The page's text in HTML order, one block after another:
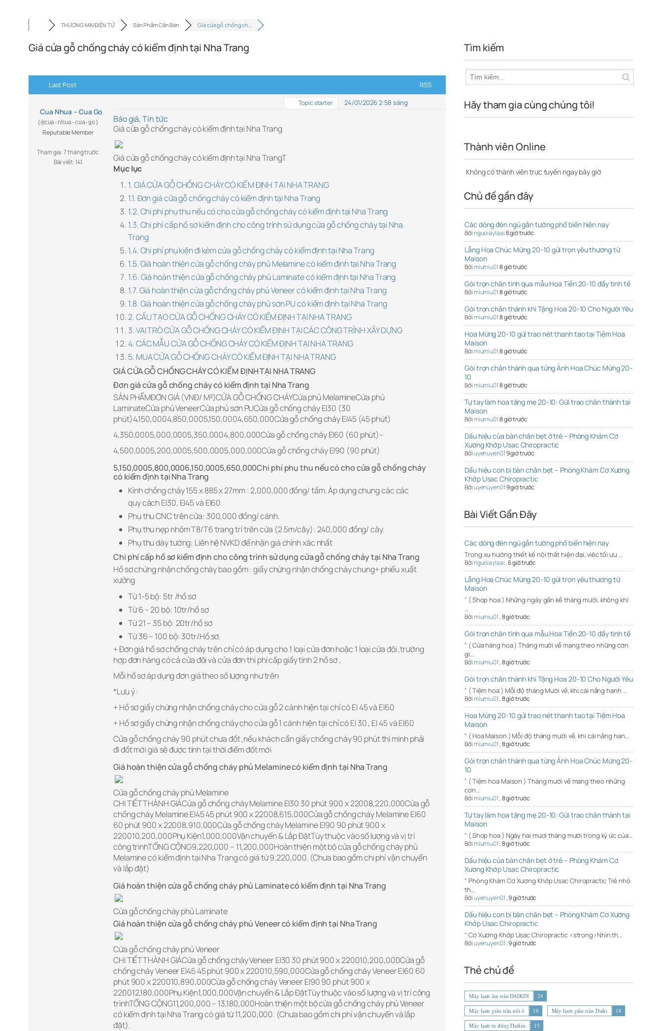
THƯƠNG MẠI ĐIỆN TỬ Sản Phẩm Cần Bán Giá cửa gỗ chống ch…
Giá cửa gỗ chống cháy có kiểm định tại Nha Trang
Last Post RSS
Cua Nhua – Cua Go
(@cua-nhua-cua-go)
Reputable Member
Tham gia: 7 tháng trước
Bài viết: 141
Topic starter 24/01/2026 2:58 sáng
Báo giá,Tin tức
Giá cửa gỗ chống cháy có kiểm định tại Nha Trang
Giá cửa gỗ chống cháy có kiểm định tại Nha TrangT
Mục lục
1. GIÁ CỬA GỖ CHỐNG CHÁY CÓ KIỂM ĐỊNH TẠI NHA TRANG
1.1. Đơn giá cửa gỗ chống cháy có kiểm định tại Nha Trang
1.2. Chi phí phụ thu nếu có cho cửa gỗ chống cháy có kiểm định tại Nha Trang
1.3. Chi phí cấp hồ sơ kiểm định cho công trình sử dụng cửa gỗ chống cháy tại Nha
Trang
1.4. Chi phí phụ kiện đi kèm cửa gỗ chống cháy có kiểm định tại Nha Trang
1.5. Giá hoàn thiện cửa gỗ chống cháy phủ Melamine có kiểm định tại Nha Trang
1.6. Giá hoàn thiện cửa gỗ chống cháy phủ Laminate có kiểm định tại Nha Trang
1.7. Giá hoàn thiện cửa gỗ chống cháy phủ Veneer có kiểm định tại Nha Trang
1.8. Giá hoàn thiện cửa gỗ chống cháy phủ sơn PU có kiểm định tại Nha Trang
2. CẤU TẠO CỬA GỖ CHỐNG CHÁY CÓ KIỂM ĐỊNH TẠI NHA TRANG
3. VAI TRÒ CỬA GỖ CHỐNG CHÁY CÓ KIỂM ĐỊNH TẠI CÁC CÔNG TRÌNH XÂY DỰNG
4. CÁC MẪU CỬA GỖ CHỐNG CHÁY CÓ KIỂM ĐỊNH TẠI NHA TRANG
5. MUA CỬA GỖ CHỐNG CHÁY CÓ KIỂM ĐỊNH TẠI NHA TRANG
GIÁ CỬA GỖ CHỐNG CHÁY CÓ KIỂM ĐỊNH TẠI NHA TRANG
Đơn giá cửa gỗ chống cháy có kiểm định tại Nha Trang
SẢN PHẨMĐƠN GIÁ (VNĐ/ M²)CỬA GỖ CHỐNG CHÁYCửa phủ MelamineCửa phủ
LaminateCửa phủ VeneerCửa phủ sơn PUCửa gỗ chống cháy EI30 (30
phút)4,150,0004,850,0005,150,0004,650,000Cửa gỗ chống cháy EI45 (45 phút)
4,350,0005,000,0005,350,0004,800,000Cửa gỗ chống cháy EI60 (60 phút)–
4,500,0005,200,0005,500,0005,000,000Cửa gỗ chống cháy EI90 (90 phút)
5,150,0005,800,0006,150,0005,650,000Chi phí phụ thu nếu có cho cửa gỗ chống cháy
có kiểm định tại Nha Trang
Kính chống cháy 155 x 885 x 27mm : 2,000,000 đồng/ tấm. Áp dụng chung các các
quy cách EI30, EI45 và EI60
Phụ thu CNC trên cửa: 300,000 đồng/ cánh.
Phụ thu nẹp nhôm T8/T6 trang trí trên cửa (2.5m/cây): 240,000 đồng/ cây.
Phụ thu dày tường: Liên hệ NVKD để nhận giá chính xác nhất
Chi phí cấp hồ sơ kiểm định cho công trình sử dụng cửa gỗ chống cháy tại Nha Trang
Hồ sơ chứng nhận chống cháy bao gồm : giấy chứng nhận chống cháy chung+ phiếu xuất
xưởng
Từ 1-5 bộ: 5tr /hồ sơ
Từ 6 – 20 bộ: 10tr/hồ sơ
Từ 21 – 35 bộ: 20tr/hồ sơ
Từ 36 – 100 bộ: 30tr/Hồ sơ.
+ Đơn giá hồ sơ chống cháy trên chỉ có áp dụng cho 1 loại cửa đơn hoặc 1 loại cửa đôi ,trường
hợp đơn hàng có cả cửa đôi và cửa đơn thì phí cấp giấy tính 2 hồ sơ ,
Mỗi hồ sơ áp dụng đơn giá theo số lượng như trên
*Lưu ý :
+ Hồ sơ giấy chứng nhận chống cháy cho cửa gỗ 2 cánh hiện tại chỉ có EI 45 và EI60
+ Hồ sơ giấy chứng nhận chống cháy cho cửa gỗ 1 cánh hiện tại chỉ có EI 30 , EI 45 và EI60
Cửa gỗ chống cháy 90 phút chưa đốt ,nếu khách cần giấy chống cháy 90 phút thì mình phải
đi đốt mới giá sẽ được tính tại thời điểm đốt mới
Giá hoàn thiện cửa gỗ chống cháy phủ Melamine có kiểm định tại Nha Trang
Cửa gỗ chống cháy phủ Melamine
CHI TIẾTTHÀNH GIÁCửa gỗ chống cháy Melamine EI30 30 phút 900 x 22008,220,000Cửa gỗ
chống cháy Melamine EI45 45 phút 900 x 22008,615,000Cửa gỗ chống cháy Melamine EI60
60 phút 900 x 22008,910,000Cửa gỗ chống cháy Melamine EI90 90 phút 900 x
220010,200,000Phụ Kiện1,000,000Vận chuyển & Lắp ĐặtTùy thuộc vào số lượng và vị trí
công trìnhTỔNG CỘNG9,220,000 – 11,200,000Hoàn thiện một bộ cửa gỗ chống cháy phủ
Melamine có kiểm định tại Nha Trang có giá từ 9,220,000. (Chưa bao gồm chi phí vận chuyển
và lắp đặt)
Giá hoàn thiện cửa gỗ chống cháy phủ Laminate có kiểm định tại Nha Trang
Cửa gỗ chống cháy phủ Laminate
Giá hoàn thiện cửa gỗ chống cháy phủ Veneer có kiểm định tại Nha Trang
Cửa gỗ chống cháy phủ Veneer
CHI TIẾTTHÀNH GIÁCửa gỗ chống cháy Veneer EI30 30 phút 900 x 220010,200,000Cửa gỗ
chống cháy Veneer EI45 45 phút 900 x 220010,590,000Cửa gỗ chống cháy Veneer EI60 60
phút 900 x 220010,890,000Cửa gỗ chống cháy Veneer EI90 90 phút 900 x
220012,180,000Phụ Kiện1,000,000Vận chuyển & Lắp ĐặtTùy thuộc vào số lượng và vị trí công
trìnhTỔNG CỘNG11,200,000 – 13,180,000Hoàn thiện một bộ cửa gỗ chống cháy phủ Veneer
có kiểm định tại Nha Trang có giá từ 11,200,000. (Chưa bao gồm chi phí vận chuyển và lắp
đặt).
Tìm kiếm
Hãy tham gia cùng chúng tôi!
Thành viên Online
Không có thành viên trực tuyến ngay bây giờ
Chủ đề gần đây
Các dòng đèn ngủ gắn tường phổ biến hiện nay
Bởinguoiaylaai6 giờ trước
Lẵng Hoa Chúc Mừng 20-10 gửi trọn yêu thương từ
Maison
Bởimiumiu018 giờ trước
Gói trọn chân tình qua mẫu Hoa Tiền 20-10 đầy tinh tế
Bởimiumiu018 giờ trước
Gói trọn chân thành khi Tặng Hoa 20-10 Cho Người Yêu
Bởimiumiu018 giờ trước
Hoa Mừng 20-10 gửi trao nét thanh tao tại Tiệm Hoa
Maison
Bởimiumiu018 giờ trước
Gói trọn chân thành qua từng Ảnh Hoa Chúc Mừng 20-
10
Bởimiumiu018 giờ trước
Tự tay làm hoa tặng mẹ 20-10: Gửi trao chân thành tại
Maison
Bởimiumiu018 giờ trước
Dấu hiệu của bàn chân bẹt ở trẻ – Phòng Khám Cơ
Xương Khớp Usac Chiropractic
Bởiuyenuyen019 giờ trước
Dấu hiệu con bị bàn chân bẹt – Phòng Khám Cơ Xương
Khớp Usac Chiropractic
Bởiuyenuyen019 giờ trước
Bài Viết Gần Đây
Các dòng đèn ngủ gắn tường phổ biến hiện nay
Trong xu hướng thiết kế nội thất hiện đại, việc tối ưu …
Bởinguoiaylaai,6 giờ trước
Lẵng Hoa Chúc Mừng 20-10 gửi trọn yêu thương từ
Maison
" ( Shop hoa ) Những ngày gần kề tháng mười, không khí
…
Bởimiumiu01,8 giờ trước
Gói trọn chân tình qua mẫu Hoa Tiền 20-10 đầy tinh tế
" ( Cửa hàng hoa ) Tháng mười về mang theo những cơn
gi…
Bởimiumiu01,8 giờ trước
Gói trọn chân thành khi Tặng Hoa 20-10 Cho Người Yêu
" ( Tiệm hoa ) Mỗi độ tháng Mười về, khi cái nắng hanh …
Bởimiumiu01,8 giờ trước
Hoa Mừng 20-10 gửi trao nét thanh tao tại Tiệm Hoa
Maison
" ( Hoa Maison ) Mỗi độ tháng mười về, khi cái nắng han…
Bởimiumiu01,8 giờ trước
Gói trọn chân thành qua từng Ảnh Hoa Chúc Mừng 20-
10
" ( Tiệm hoa Maison ) Tháng mười về mang theo những
cơn…
Bởimiumiu01,8 giờ trước
Tự tay làm hoa tặng mẹ 20-10: Gửi trao chân thành tại
Maison
" ( Shop hoa ) Ngày hai mươi tháng mười trong ký ức của…
Bởimiumiu01,8 giờ trước
Dấu hiệu của bàn chân bẹt ở trẻ – Phòng Khám Cơ
Xương Khớp Usac Chiropractic
" Phòng Khám Cơ Xương Khớp Usac Chiropractic Trẻ nhỏ
th…
Bởiuyenuyen01,9 giờ trước
Dấu hiệu con bị bàn chân bẹt – Phòng Khám Cơ Xương
Khớp Usac Chiropractic
" Cơ Xương Khớp Usac Chiropractic <strong>Nhìn th…
Bởiuyenuyen01,9 giờ trước
Thẻ chủ đề
Máy lạnh âm trần DAIKIN
24
Máy lạnh giấu trần nối ố
18 Máy lạnh giấu trần Daiki
18
Máy lạnh tủ đứng Daikin
15